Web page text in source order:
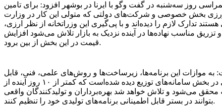
روز سه‌شنبه در گفت وگو با ایرنا در بوشهر افزود: برای تامین
بخش خصوصی و شرکت‌های دولتی که متولی این کار در وزارت
تدارک لازم را دیده‌اند و با پی‌گیری این وزراتخانه از نظر ارزی،
تزریق مناسب نهاده‌ها در آینده نزدیک به بازار تلاش می‌شود افزایش
قیمت در این بخش از بین برود.
به موازات این برنامه‌ها، زیرساخت‌ها و روش‌های علمی، فنی، قابل
رصد و کنترلی در بخش سامانه‌های توزیع دیده شده‌است که کمتر از ۱۰ روز آینده از
محقق می‌شود و تلاش خواهد شد بهره‌برداران و تولیدکنندگان واقعی
بتوانند در بستر قابل اطمینانی برنامه‌های تولیدی خود را تنظیم کنند.